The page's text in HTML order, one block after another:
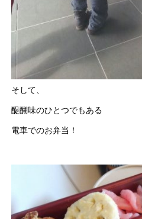
そして、
醍醐味のひとつでもある
電車でのお弁当！